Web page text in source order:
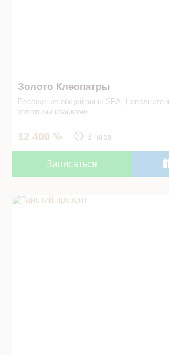
Золото Клеопатры
Посещение общей зоны SPA, Наполните
золотыми красками…
12 400 3 часа
Записаться
Тайский презент в СПА салоне